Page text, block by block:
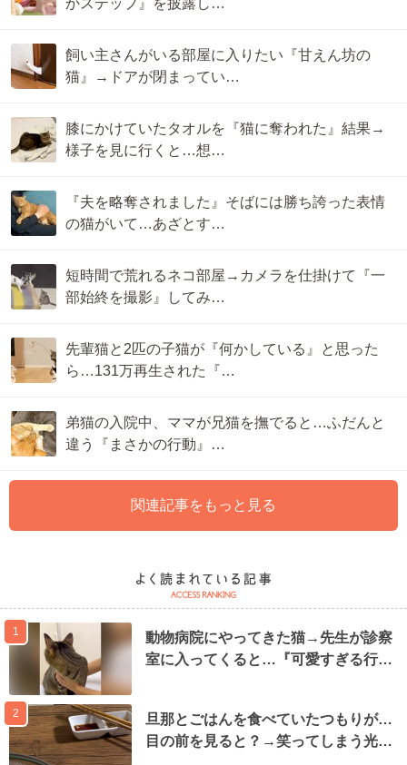
かステップ』を披露し…
飼い主さんがいる部屋に入りたい『甘えん坊の
猫』→ドアが閉まってい…
膝にかけていたタオルを『猫に奪われた』結果→
様子を見に行くと…想…
『夫を略奪されました』そばには勝ち誇った表情
の猫がいて…あざとす…
短時間で荒れるネコ部屋→カメラを仕掛けて『一
部始終を撮影』してみ…
先輩猫と2匹の子猫が『何かしている』と思った
ら…131万再生された『…
弟猫の入院中、ママが兄猫を撫でると…ふだんと
違う『まさかの行動』…
関連記事をもっと見る
1
動物病院にやってきた猫→先生が診察
室に入ってくると…『可愛すぎる行…
2
旦那とごはんを食べていたつもりが…
目の前を見ると？→笑ってしまう光…